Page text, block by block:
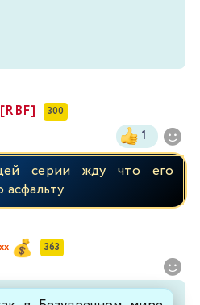
[RBF] 300
1
серии жду что его
асфальту
363